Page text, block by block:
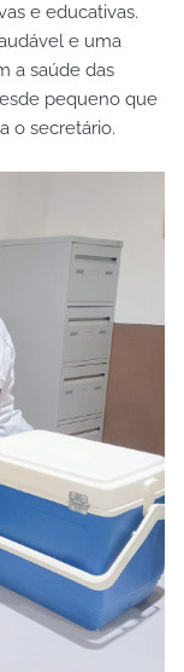
e educativas.
e uma
a saúde das
pequeno que
o secretário.